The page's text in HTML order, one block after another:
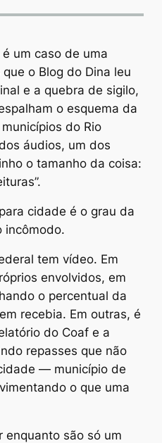
um caso de uma
o Blog do Dina leu
e a quebra de sigilo,
o esquema da
do Rio
áudios, um dos
o tamanho da coisa:
cidade é o grau da
incômodo.
tem vídeo. Em
envolvidos, em
o percentual da
recebia. Em outras, é
do Coaf e a
repasses que não
— município de
o que uma
enquanto são só um